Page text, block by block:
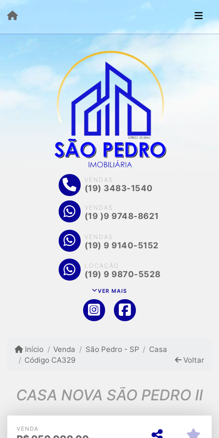
VENDAS
(19) 3483-1540
VENDAS
(19 )9 9748-8621
VENDAS
(19) 9 9140-5152
LOCAÇÃO
(19) 9 9870-5528
VER MAIS
Início Venda São Pedro - SP
Casa
Código CA329
Voltar
CASA NOVA SÃO PEDRO II
VENDA